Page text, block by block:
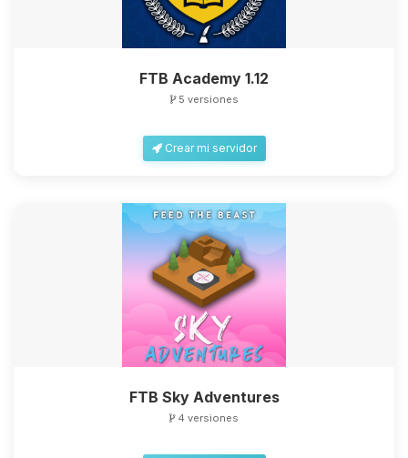
FTB Academy 1.12
5 versiones
Crear mi servidor
FTB Sky Adventures
4 versiones